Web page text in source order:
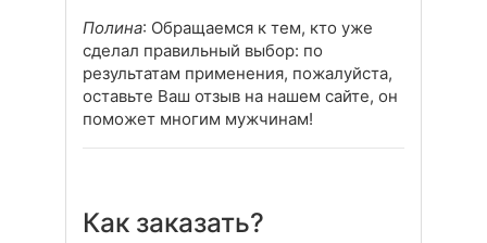
Полина: Обращаемся к тем, кто уже
сделал правильный выбор: по
результатам применения, пожалуйста,
оставьте Ваш отзыв на нашем сайте, он
поможет многим мужчинам!
Как заказать?